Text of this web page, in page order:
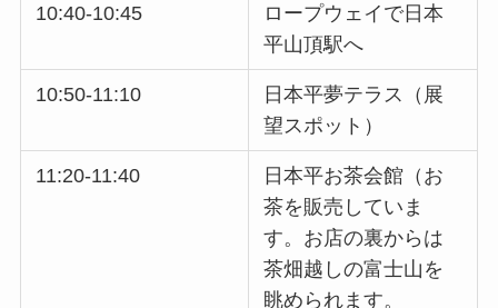
10:40-10:45
ロープウェイで日本
平山頂駅へ
10:50-11:10
日本平夢テラス（展
望スポット）
11:20-11:40
日本平お茶会館（お
茶を販売していま
す。お店の裏からは
茶畑越しの富士山を
眺められます。